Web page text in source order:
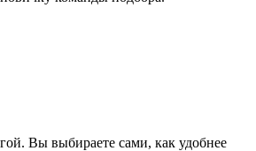
Вы выбираете сами, как удобнее